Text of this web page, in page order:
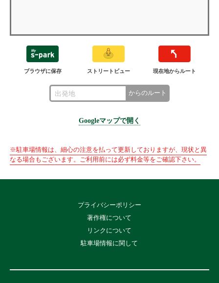
ブラウザに保存 ストリートビュー 現在地からルート
からのルート
Googleマップで開く
※駐車場情報は、細心の注意を払って更新しておりますが、現状と異
なる場合もございます。ご利用前には必ず料金等をご確認下さい。
プライバシーポリシー
著作権について
リンクについて
駐車場情報に関して